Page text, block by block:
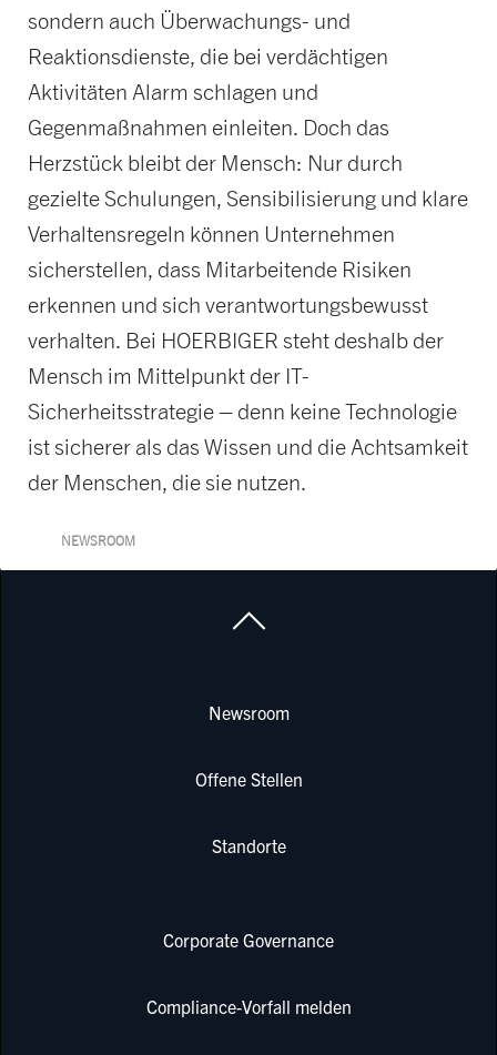
sondern auch Überwachungs- und
Reaktionsdienste, die bei verdächtigen
Aktivitäten Alarm schlagen und
Gegenmaßnahmen einleiten. Doch das
Herzstück bleibt der Mensch: Nur durch
gezielte Schulungen, Sensibilisierung und klare
Verhaltensregeln können Unternehmen
sicherstellen, dass Mitarbeitende Risiken
erkennen und sich verantwortungsbewusst
verhalten. Bei HOERBIGER steht deshalb der
Mensch im Mittelpunkt der IT-
Sicherheitsstrategie – denn keine Technologie
ist sicherer als das Wissen und die Achtsamkeit
der Menschen, die sie nutzen.
NEWSROOM
Newsroom
Offene Stellen
Standorte
Corporate Governance
Compliance-Vorfall melden